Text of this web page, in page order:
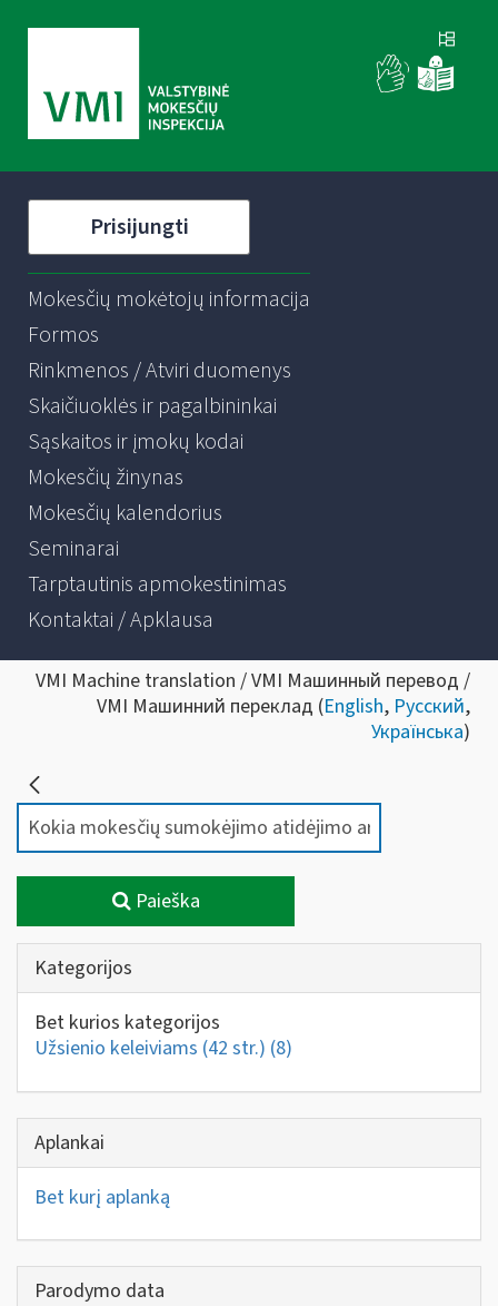
Prisijungti
Mokesčių mokėtojų informacija
Formos
Rinkmenos / Atviri duomenys
Skaičiuoklės ir pagalbininkai
Sąskaitos ir įmokų kodai
Mokesčių žinynas
Mokesčių kalendorius
Seminarai
Tarptautinis apmokestinimas
Kontaktai / Apklausa
VMI Machine translation / VMI Машинный перевод /
VMI Машинний переклад (English, Русский,
Українська)
Paieška
Kategorijos
Bet kurios kategorijos
Užsienio keleiviams (42 str.) (8)
Aplankai
Bet kurį aplanką
Parodymo data